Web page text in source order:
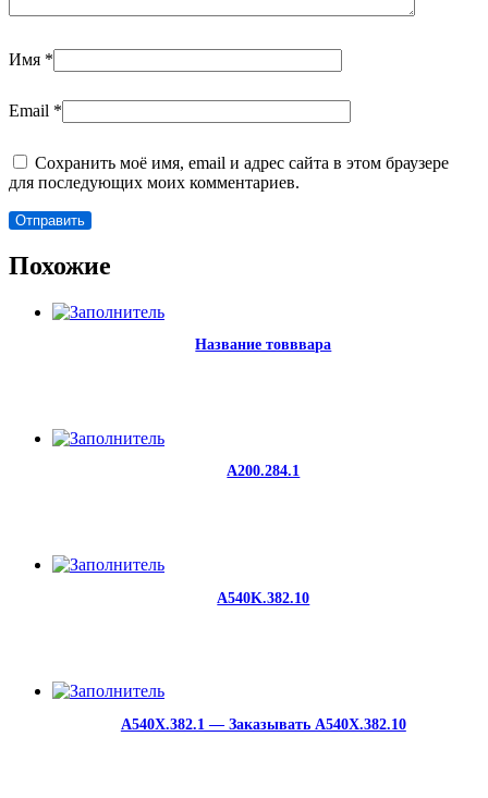
Имя *
Email *
Сохранить моё имя, email и адрес сайта в этом браузере
для последующих моих комментариев.
Похожие
Название товввара
A200.284.1
A540K.382.10
A540X.382.1 — Заказывать A540X.382.10